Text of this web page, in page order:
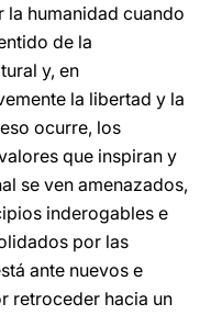
humanidad cuando
de la
y, en
la libertad y la
ocurre, los
que inspiran y
se ven amenazados,
inderogables e
por las
ante nuevos e
retroceder hacia un